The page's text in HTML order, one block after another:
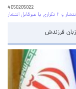
4050205022
فرزندش